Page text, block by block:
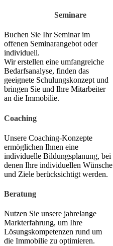
Seminare
Buchen Sie Ihr Seminar im
offenen Seminarangebot oder
individuell.
Wir erstellen eine umfangreiche
Bedarfsanalyse, finden das
geeignete Schulungskonzept und
bringen Sie und Ihre Mitarbeiter
an die Immobilie.
Coaching
Unsere Coaching-Konzepte
ermöglichen Ihnen eine
individuelle Bildungsplanung, bei
denen Ihre individuellen Wünsche
und Ziele berücksichtigt werden.
Beratung
Nutzen Sie unsere jahrelange
Markterfahrung, um Ihre
Lösungskompetenzen rund um
die Immobilie zu optimieren.